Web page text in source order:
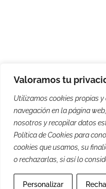
Valoramos tu
Utilizamos cookies propias
navegación en la página
nosotros y recopilar datos
Política de Cookies para
cookies que usamos, su
o rechazarlas, si así lo
Personalizar